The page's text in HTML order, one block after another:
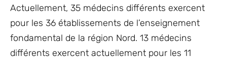
Actuellement, 35 médecins différents exercent
pour les 36 établissements de l’enseignement
fondamental de la région Nord. 13 médecins
différents exercent actuellement pour les 11